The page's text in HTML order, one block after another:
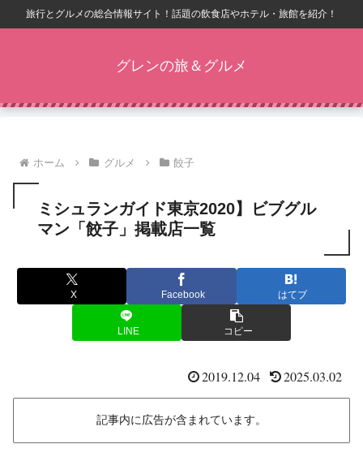
旅行とグルメの総合情報サイト！話題の飲食店やホテル・旅館を紹介！
グレンの旅＆グルメ
ホーム グルメ 餃子
ミシュランガイド東京2020】ビブグル
マン「餃子」掲載店一覧
X Facebook はてブ
LINE コピー
2019.12.04 2025.03.02
記事内に広告が含まれています。